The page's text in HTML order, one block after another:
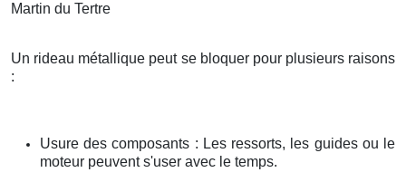
Martin du Tertre
Un rideau métallique peut se bloquer pour plusieurs raisons
:
Usure des composants : Les ressorts, les guides ou le
moteur peuvent s'user avec le temps.